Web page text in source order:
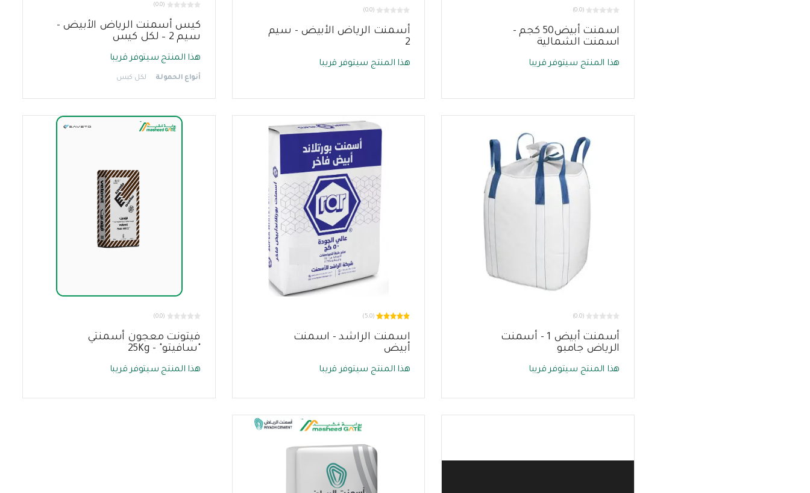
(0.0)
اسمنت أبيض50 كجم -
اسمنت الشمالية
هذا المنتج سيتوفر قريبا
(0.0)
أسمنت الرياض الأبيض - سيم
2
هذا المنتج سيتوفر قريبا
(0.0)
كيس أسمنت الرياض الأبيض -
سيم 2 – لكل كيس
هذا المنتج سيتوفر قريبا
أنواع الحمولة لكل كيس
(0.0)
أسمنت أبيض 1 - أسمنت
الرياض جامبو
هذا المنتج سيتوفر قريبا
(5.0)
اسمنت الراشد - اسمنت
أبيض
هذا المنتج سيتوفر قريبا
(0.0)
فيتونت معجون أسمنتي
"سافيتو" - 25Kg
هذا المنتج سيتوفر قريبا